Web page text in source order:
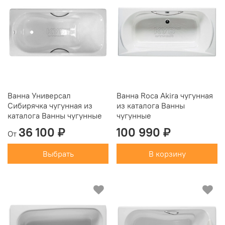
Ванна Универсал
Сибирячка чугунная из
каталога Ванны чугунные
От 36 100 ₽
Выбрать
Ванна Roca Akira чугунная
из каталога Ванны
чугунные
100 990 ₽
В корзину